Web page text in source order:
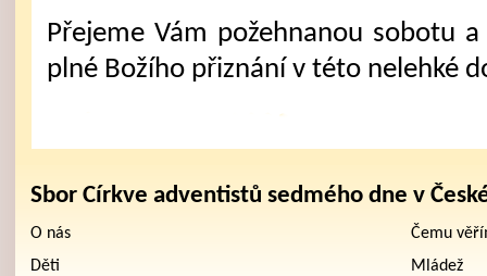
Přejeme Vám požehnanou sobotu
plné Božího přiznání v této nelehké
Sbor Církve adventistů sedmého dne v
O nás
Čemu
Děti
Mládež